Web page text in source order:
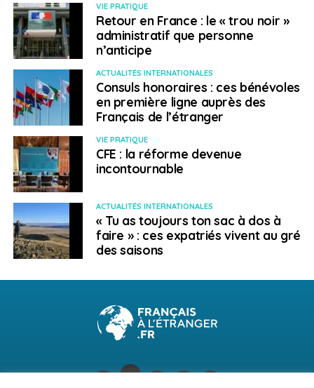
VIE PRATIQUE
Retour en France : le « trou noir »
administratif que personne
n’anticipe
ACTUALITÉS INTERNATIONALES
Consuls honoraires : ces bénévoles
en première ligne auprès des
Français de l’étranger
VIE PRATIQUE
CFE : la réforme devenue
incontournable
ACTUALITÉS INTERNATIONALES
« Tu as toujours ton sac à dos à
faire » : ces expatriés vivent au gré
des saisons